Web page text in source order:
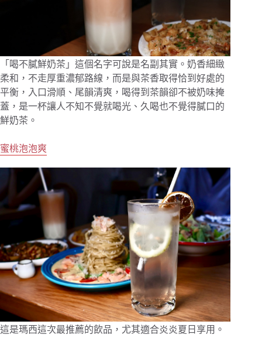
「喝不膩鮮奶茶」這個名字可說是名副其實。奶香細緻
柔和，不走厚重濃郁路線，而是與茶香取得恰到好處的
平衡，入口滑順、尾韻清爽，喝得到茶韻卻不被奶味掩
蓋，是一杯讓人不知不覺就喝光、久喝也不覺得膩口的
鮮奶茶。
蜜桃泡泡爽
這是瑪西這次最推薦的飲品，尤其適合炎炎夏日享用。